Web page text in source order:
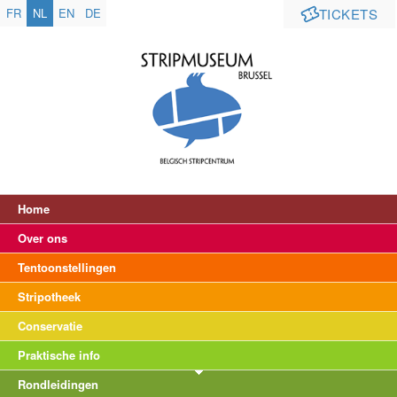
TICKETS
FR NL EN DE
Home
Over ons
Tentoonstellingen
Stripotheek
Conservatie
Praktische info
Rondleidingen